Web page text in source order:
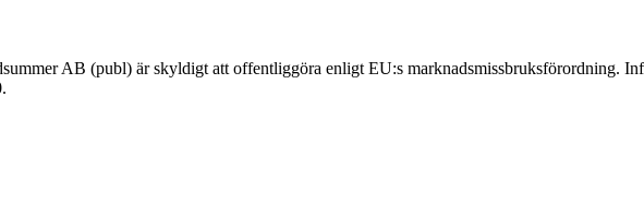
AB (publ) är skyldigt att offentliggöra enligt EU:s marknadsmissbruksförordning.